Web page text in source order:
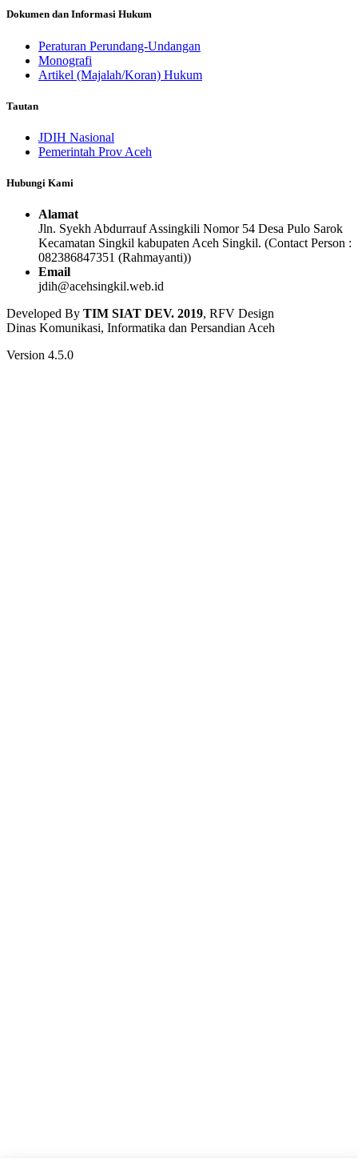
Dokumen dan Informasi Hukum
Peraturan Perundang-Undangan
Monografi
Artikel (Majalah/Koran) Hukum
Tautan
JDIH Nasional
Pemerintah Prov Aceh
Hubungi Kami
Alamat
Jln. Syekh Abdurrauf Assingkili Nomor 54 Desa Pulo Sarok
Kecamatan Singkil kabupaten Aceh Singkil. (Contact Person :
082386847351 (Rahmayanti))
Email
jdih@acehsingkil.web.id
Developed By TIM SIAT DEV. 2019, RFV Design
Dinas Komunikasi, Informatika dan Persandian Aceh
Version 4.5.0